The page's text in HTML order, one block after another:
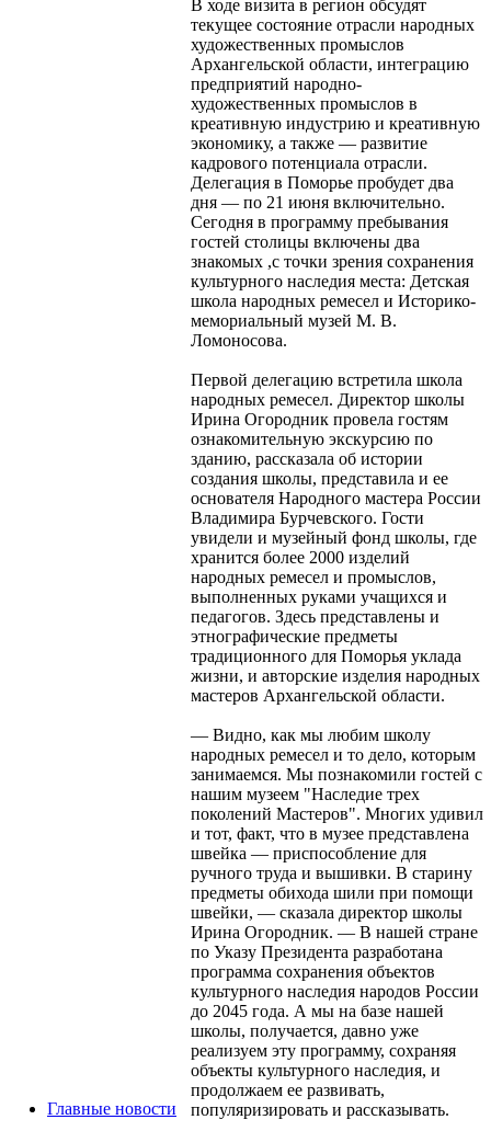
Главные новости
В ходе визита в регион обсудят
текущее состояние отрасли народных
художественных промыслов
Архангельской области, интеграцию
предприятий народно-
художественных промыслов в
креативную индустрию и креативную
экономику, а также — развитие
кадрового потенциала отрасли.
Делегация в Поморье пробудет два
дня — по 21 июня включительно.
Сегодня в программу пребывания
гостей столицы включены два
знакомых ,с точки зрения сохранения
культурного наследия места: Детская
школа народных ремесел и Историко-
мемориальный музей М. В.
Ломоносова.
Первой делегацию встретила школа
народных ремесел. Директор школы
Ирина Огородник провела гостям
ознакомительную экскурсию по
зданию, рассказала об истории
создания школы, представила и ее
основателя Народного мастера России
Владимира Бурчевского. Гости
увидели и музейный фонд школы, где
хранится более 2000 изделий
народных ремесел и промыслов,
выполненных руками учащихся и
педагогов. Здесь представлены и
этнографические предметы
традиционного для Поморья уклада
жизни, и авторские изделия народных
мастеров Архангельской области.
— Видно, как мы любим школу
народных ремесел и то дело, которым
занимаемся. Мы познакомили гостей с
нашим музеем "Наследие трех
поколений Мастеров". Многих удивил
и тот, факт, что в музее представлена
швейка — приспособление для
ручного труда и вышивки. В старину
предметы обихода шили при помощи
швейки, — сказала директор школы
Ирина Огородник. — В нашей стране
по Указу Президента разработана
программа сохранения объектов
культурного наследия народов России
до 2045 года. А мы на базе нашей
школы, получается, давно уже
реализуем эту программу, сохраняя
объекты культурного наследия, и
продолжаем ее развивать,
популяризировать и рассказывать.